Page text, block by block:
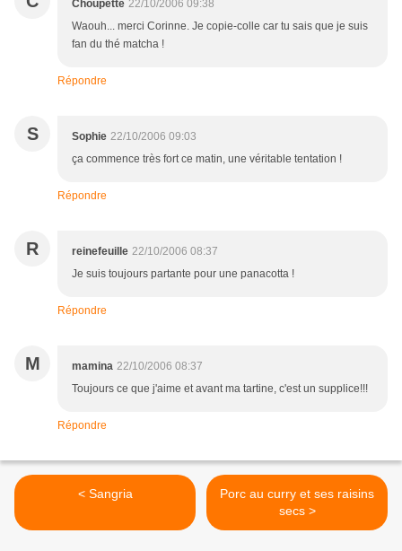
Choupette 22/10/2006 09:38
Waouh... merci Corinne. Je copie-colle car tu sais que je suis
fan du thé matcha !
Répondre
S Sophie 22/10/2006 09:03
ça commence très fort ce matin, une véritable tentation !
Répondre
R reinefeuille 22/10/2006 08:37
Je suis toujours partante pour une panacotta !
Répondre
M mamina 22/10/2006 08:37
Toujours ce que j'aime et avant ma tartine, c'est un supplice!!!
Répondre
< Sangria
Porc au curry et ses raisins
secs >